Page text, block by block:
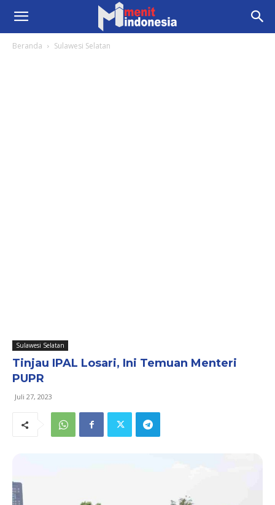
Beranda Sulawesi Selatan
Sulawesi Selatan
Tinjau IPAL Losari, Ini Temuan Menteri
PUPR
Juli 27, 2023